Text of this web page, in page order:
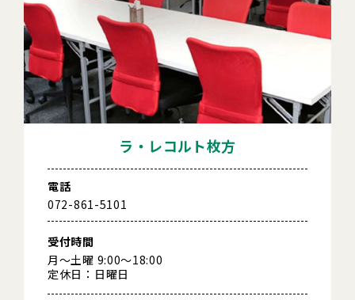
ラ・レコルト枚方
電話
072-861-5101
受付時間
月～土曜 9:00～18:00
定休日：日曜日